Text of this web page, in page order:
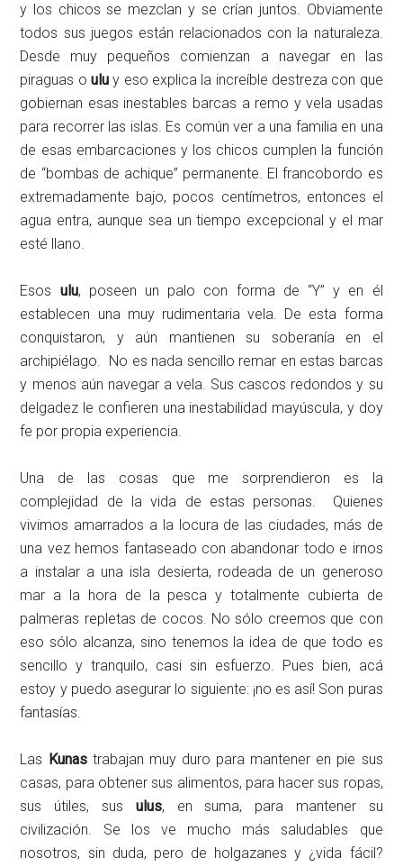
y los chicos se mezclan y se crían juntos. Obviamente
todos sus juegos están relacionados con la naturaleza.
Desde muy pequeños comienzan a navegar en las
piraguas oulu y eso explica la increíble destreza con que
gobiernan esas inestables barcas a remo y vela usadas
para recorrer las islas. Es común ver a una familia en una
de esas embarcaciones y los chicos cumplen la función
de “bombas de achique” permanente. El francobordo es
extremadamente bajo, pocos centímetros, entonces el
agua entra, aunque sea un tiempo excepcional y el mar
esté llano.
Esos ulu, poseen un palo con forma de “Y” y en él
establecen una muy rudimentaria vela. De esta forma
conquistaron, y aún mantienen su soberanía en el
archipiélago. No es nada sencillo remar en estas barcas
y menos aún navegar a vela. Sus cascos redondos y su
delgadez le confieren una inestabilidad mayúscula, y doy
fe por propia experiencia.
Una de las cosas que me sorprendieron es la
complejidad de la vida de estas personas. Quienes
vivimos amarrados a la locura de las ciudades, más de
una vez hemos fantaseado con abandonar todo e irnos
a instalar a una isla desierta, rodeada de un generoso
mar a la hora de la pesca y totalmente cubierta de
palmeras repletas de cocos. No sólo creemos que con
eso sólo alcanza, sino tenemos la idea de que todo es
sencillo y tranquilo, casi sin esfuerzo. Pues bien, acá
estoy y puedo asegurar lo siguiente: ¡no es así! Son puras
fantasías.
Las Kunastrabajan muy duro para mantener en pie sus
casas, para obtener sus alimentos, para hacer sus ropas,
sus útiles, sus ulus, en suma, para mantener su
civilización. Se los ve mucho más saludables que
nosotros, sin duda, pero de holgazanes y ¿vida fácil?